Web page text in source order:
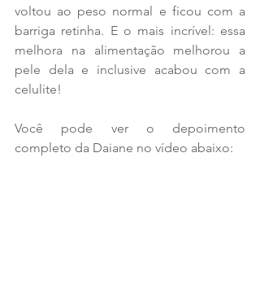
voltou ao peso normal e ficou com a
barriga retinha. E o mais incrível: essa
melhora na alimentação melhorou a
pele dela e inclusive acabou com a
celulite!
Você pode ver o depoimento
completo da Daiane no vídeo abaixo: